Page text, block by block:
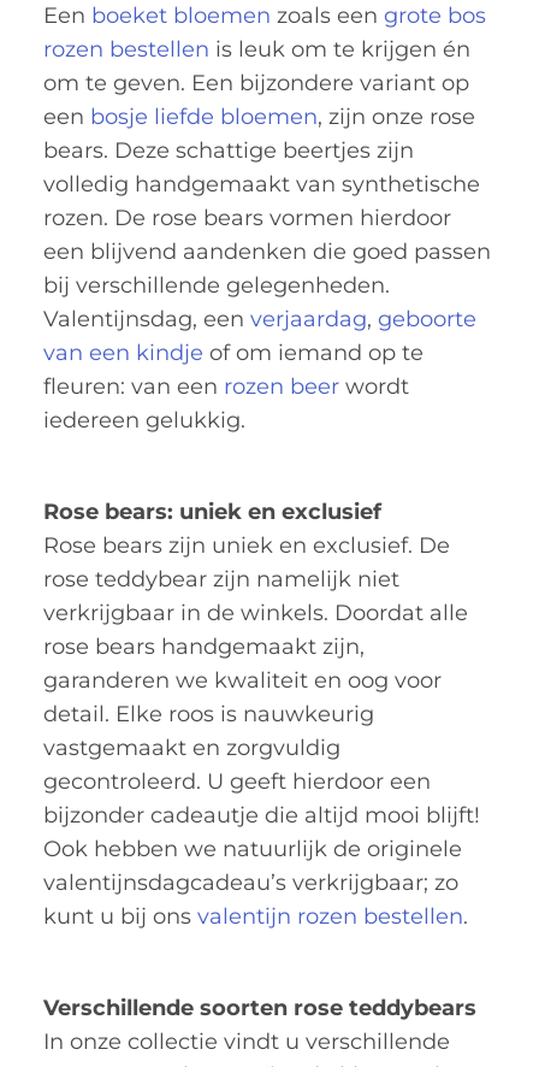
Een boeket bloemen zoals een grote bos
rozen bestellen is leuk om te krijgen én
om te geven. Een bijzondere variant op
een bosje liefde bloemen, zijn onze rose
bears. Deze schattige beertjes zijn
volledig handgemaakt van synthetische
rozen. De rose bears vormen hierdoor
een blijvend aandenken die goed passen
bij verschillende gelegenheden.
Valentijnsdag, een verjaardag, geboorte
van een kindje of om iemand op te
fleuren: van een rozen beer wordt
iedereen gelukkig.
Rose bears: uniek en exclusief
Rose bears zijn uniek en exclusief. De
rose teddybear zijn namelijk niet
verkrijgbaar in de winkels. Doordat alle
rose bears handgemaakt zijn,
garanderen we kwaliteit en oog voor
detail. Elke roos is nauwkeurig
vastgemaakt en zorgvuldig
gecontroleerd. U geeft hierdoor een
bijzonder cadeautje die altijd mooi blijft!
Ook hebben we natuurlijk de originele
valentijnsdagcadeau’s verkrijgbaar; zo
kunt u bij ons valentijn rozen bestellen.
Verschillende soorten rose teddybears
In onze collectie vindt u verschillende